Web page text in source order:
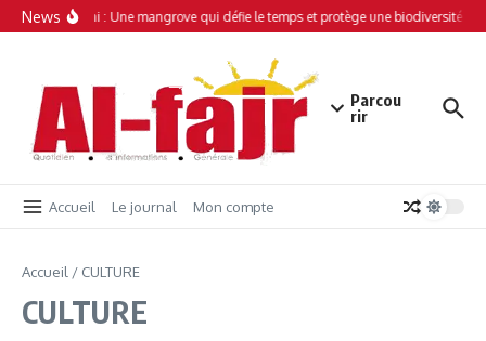
Aller au contenu
News
Simamboini : Une mangrove qui défie le temps et protège une biodiversité
Parcou
rir
Accueil Le journal Mon compte
Accueil / CULTURE
CULTURE